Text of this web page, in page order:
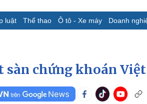
luật Thể thao Ô tô - Xe máy Doanh
Ảnh
E-Magazine
Infographic
sàn chứng khoán Việt